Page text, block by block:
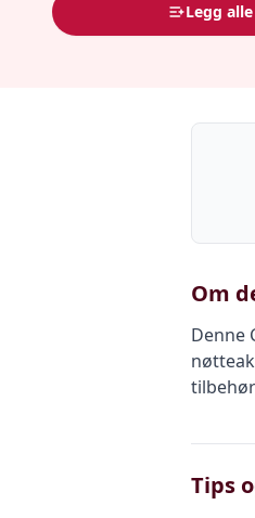
Legg
Om
Denne
Tips